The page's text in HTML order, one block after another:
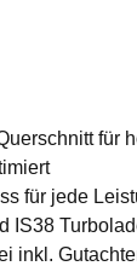
für
für jede
IS38
inkl.